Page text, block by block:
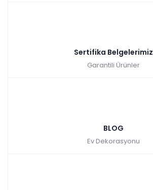
Sertifika Belgelerimiz
Garantili Ürünler
BLOG
Ev Dekorasyonu